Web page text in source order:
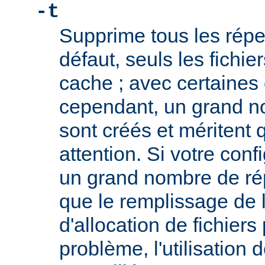
-t
Supprime tous les
défaut, seuls les
cache ; avec
cependant, un grand
sont créés et méritent
attention. Si votre
un grand nombre de
que le remplissage de
d'allocation de fichiers
problème, l'utilisation